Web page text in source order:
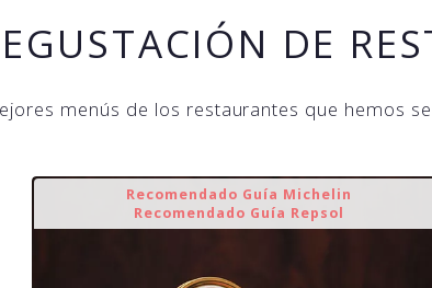
DE
menús de los restaurantes que hemos
Recomendado Guía Michelin
Recomendado Guía Repsol